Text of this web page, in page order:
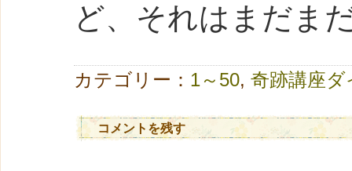
ど、それはまだま
カテゴリー： 1～50, 奇跡講座
コメントを残す